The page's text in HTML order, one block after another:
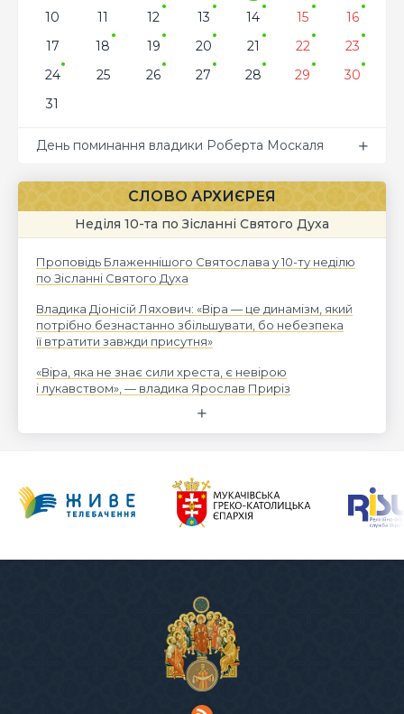
10
11 12 13 14 15
16
17
18 19 20 21 22
23
24
25 26 27 28 29
30
31
День поминання владики Роберта Москаля
СЛОВО АРХИЄРЕЯ
Неділя 10-та по Зісланні Святого Духа
Проповідь Блаженнішого Святослава у 10-ту неділю
по Зісланні Святого Духа
Владика Діонісій Ляхович: «Віра — це динамізм, який
потрібно безнастанно збільшувати, бо небезпека
її втратити завжди присутня»
«Віра, яка не знає сили хреста, є невірою
і лукавством», — владика Ярослав Приріз